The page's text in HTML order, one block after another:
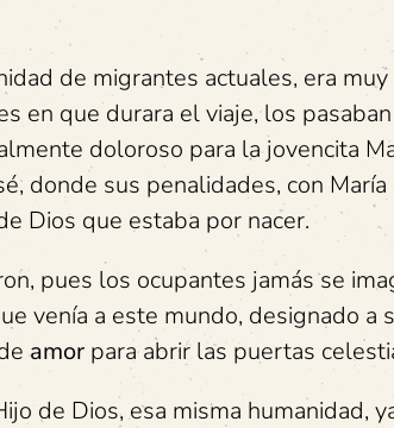
de migrantes actuales, era
en que durara el viaje, los
doloroso para la jovencita
donde sus penalidades, con
Dios que estaba por nacer.
pues los ocupantes jamás se
venía a este mundo, designado a
amor para abrir las puertas
de Dios, esa misma humanidad,